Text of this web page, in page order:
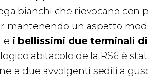
bianchi che rievocano con
mantenendo un aspetto
e i bellissimi due terminali
abitacolo della RS6 è
e due avvolgenti sedili a